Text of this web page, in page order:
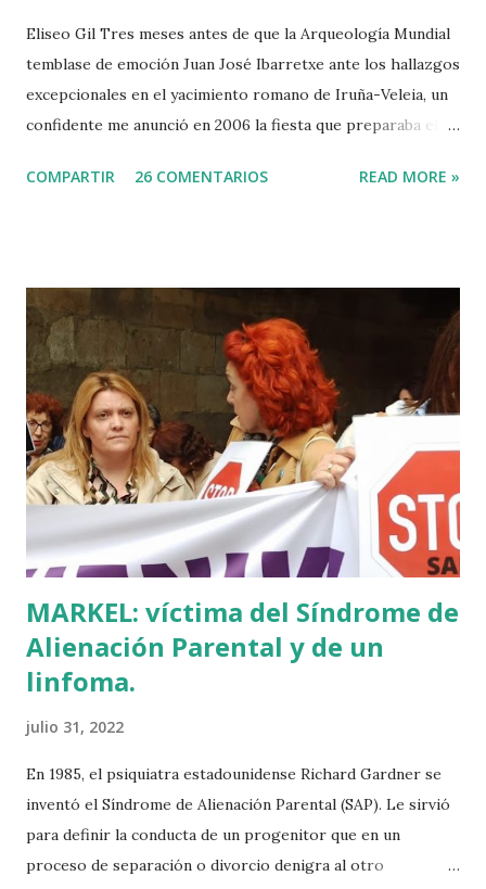
Eliseo Gil Tres meses antes de que la Arqueología Mundial
temblase de emoción Juan José Ibarretxe ante los hallazgos
excepcionales en el yacimiento romano de Iruña-Veleia, un
confidente me anunció en 2006 la fiesta que preparaba el
primer calvario de la Cristiandad (con un sonrojante RIP en
por un presunto maestro egipcio llegado desde el Nilo
para educar a los niños de la villa romana. Mi informador y
yo hacíamos risas ante la casualidad de las casualidades:
Euskadi era de nuevo pionera. Ibarretxe dormía entonces
en Ajuria Enea y no paraba de contar a tirios y troyanos que
Euskal Herria era un pueblo con 7.000 años de antigüedad.
Por fin llegaba la arqueología para confirmar sus teorías.
Tuvo que ser su consejera de Cultura y portavoz Miren
Azkarate ...
COMPARTIR 26 COMENTARIOS READ MORE »
MARKEL: víctima del Síndrome de
Alienación Parental y de un
linfoma.
julio 31, 2022
En 1985, el psiquiatra estadounidense Richard Gardner se
inventó el Síndrome de Alienación Parental (SAP). Le sirvió
para definir la conducta de un progenitor que en un
proceso de separación o divorcio denigra al otro